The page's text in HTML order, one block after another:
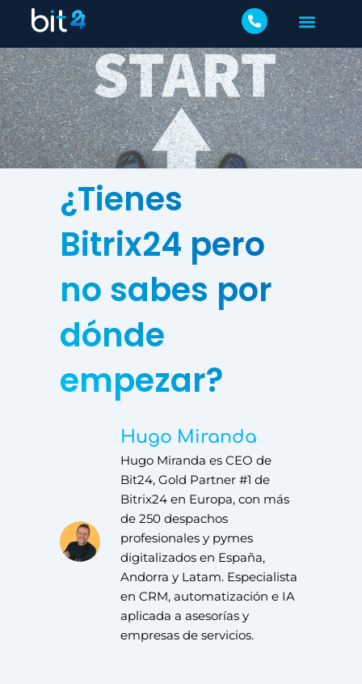
¿Tienes
Bitrix24 pero
no sabes por
dónde
empezar?
Hugo Miranda
Hugo Miranda es CEO de
Bit24, Gold Partner #1 de
Bitrix24 en Europa, con más
de 250 despachos
profesionales y pymes
digitalizados en España,
Andorra y Latam. Especialista
en CRM, automatización e IA
aplicada a asesorías y
empresas de servicios.